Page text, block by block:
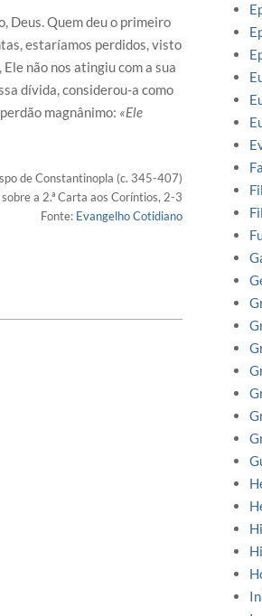
Deus. Quem deu o primeiro
estaríamos perdidos, visto
não nos atingiu com a sua
dívida, considerou-a como
magnânimo: «Ele
de Constantinopla (c. 345-407)
a 2.ª Carta aos Coríntios, 2-3
Fonte: Evangelho Cotidiano